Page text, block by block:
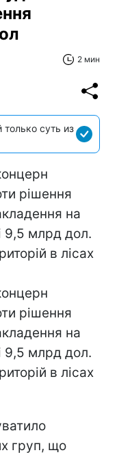
2 мин
суть из
рішення
на
9,5 млрд дол.
в лісах
рішення
на
9,5 млрд дол.
в лісах
груп, що